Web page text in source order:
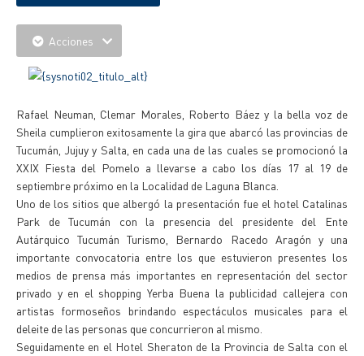
Acciones
Rafael Neuman, Clemar Morales, Roberto Báez y la bella voz de
Sheila cumplieron exitosamente la gira que abarcó las provincias de
Tucumán, Jujuy y Salta, en cada una de las cuales se promocionó la
XXIX Fiesta del Pomelo a llevarse a cabo los días 17 al 19 de
septiembre próximo en la Localidad de Laguna Blanca.
Uno de los sitios que albergó la presentación fue el hotel Catalinas
Park de Tucumán con la presencia del presidente del Ente
Autárquico Tucumán Turismo, Bernardo Racedo Aragón y una
importante convocatoria entre los que estuvieron presentes los
medios de prensa más importantes en representación del sector
privado y en el shopping Yerba Buena la publicidad callejera con
artistas formoseños brindando espectáculos musicales para el
deleite de las personas que concurrieron al mismo.
Seguidamente en el Hotel Sheraton de la Provincia de Salta con el